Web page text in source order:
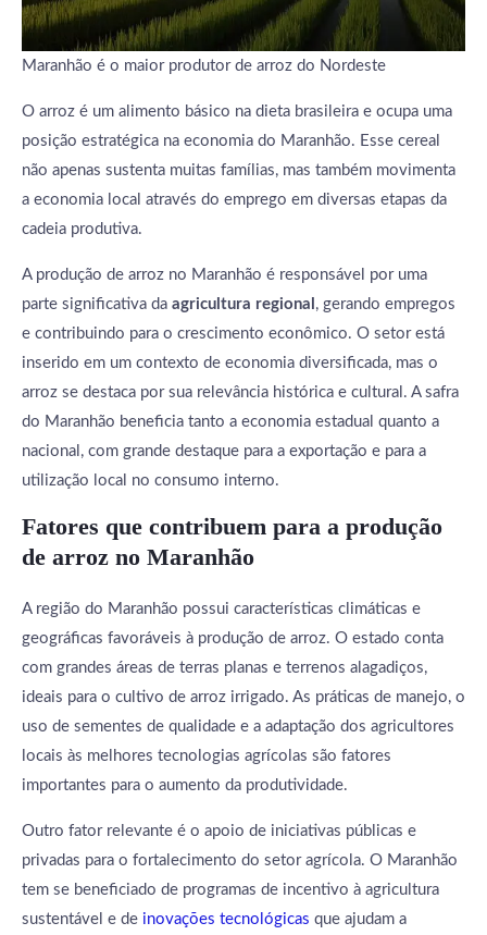
Maranhão é o maior produtor de arroz do Nordeste
O arroz é um alimento básico na dieta brasileira e ocupa uma
posição estratégica na economia do Maranhão. Esse cereal
não apenas sustenta muitas famílias, mas também movimenta
a economia local através do emprego em diversas etapas da
cadeia produtiva.
A produção de arroz no Maranhão é responsável por uma
parte significativa da agricultura regional , gerando empregos
e contribuindo para o crescimento econômico. O setor está
inserido em um contexto de economia diversificada, mas o
arroz se destaca por sua relevância histórica e cultural. A safra
do Maranhão beneficia tanto a economia estadual quanto a
nacional, com grande destaque para a exportação e para a
utilização local no consumo interno.
Fatores que contribuem para a produção
de arroz no Maranhão
A região do Maranhão possui características climáticas e
geográficas favoráveis à produção de arroz. O estado conta
com grandes áreas de terras planas e terrenos alagadiços,
ideais para o cultivo de arroz irrigado. As práticas de manejo, o
uso de sementes de qualidade e a adaptação dos agricultores
locais às melhores tecnologias agrícolas são fatores
importantes para o aumento da produtividade.
Outro fator relevante é o apoio de iniciativas públicas e
privadas para o fortalecimento do setor agrícola. O Maranhão
tem se beneficiado de programas de incentivo à agricultura
sustentável e de inovações tecnológicas que ajudam a